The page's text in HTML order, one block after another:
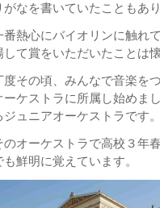
がなを書いていたこともあ
番熱心にバイオリンに触れ
して賞をいただいたことは
度その頃、みんなで音楽を
ーケストラに所属し始めま
ジュニアオーケストラです
のオーケストラで高校３年
も鮮明に覚えています。